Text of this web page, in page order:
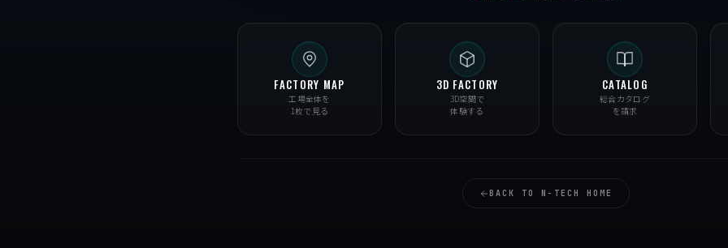
FACTORY MAP
工場全体を
1枚で見る
3D FACTORY
3D空間で
体験する
CATALOG
総合カタログ
を請求
BACK TO N-TECH HOME